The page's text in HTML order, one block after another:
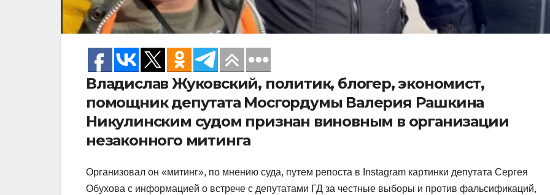
Владислав Жуковский, политик, блогер, экономист,
помощник депутата Мосгордумы Валерия Рашкина
Никулинским судом признан виновным в организации
незаконного митинга
Организовал он «митинг», по мнению суда, путем репоста в Instagram картинки депутата Сергея
Обухова с информацией о встрече с депутатами ГД за честные выборы и против фальсификаций,